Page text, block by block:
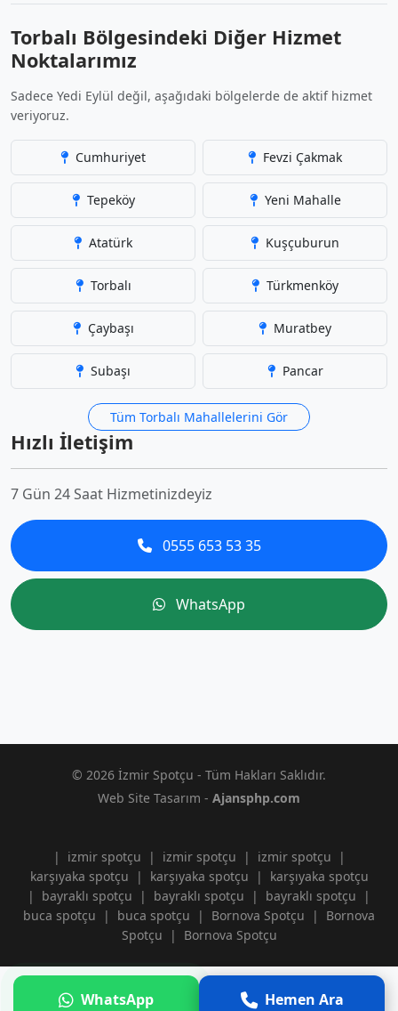
Torbalı Bölgesindeki Diğer Hizmet
Noktalarımız
Sadece Yedi Eylül değil, aşağıdaki bölgelerde de aktif hizmet
veriyoruz.
Cumhuriyet Fevzi Çakmak
Tepeköy Yeni Mahalle
Atatürk Kuşçuburun
Torbalı Türkmenköy
Çaybaşı Muratbey
Subaşı Pancar
Tüm Torbalı Mahallelerini Gör
Hızlı İletişim
7 Gün 24 Saat Hizmetinizdeyiz
0555 653 53 35
WhatsApp
© 2026 İzmir Spotçu - Tüm Hakları Saklıdır.
Web Site Tasarım - Ajansphp.com
| izmir spotçu | izmir spotçu | izmir spotçu
|
karşıyaka spotçu
| karşıyaka spotçu |
karşıyaka spotçu
|
bayraklı spotçu | bayraklı spotçu | bayraklı spotçu
|
buca spotçu
| buca spotçu | Bornova Spotçu |
Bornova
Spotçu
| Bornova Spotçu